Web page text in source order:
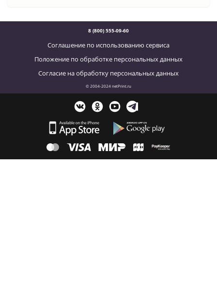
8 (800) 555-09-60
Соглашение по использованию сервиса
Положение по обработке персональных данных
Согласие на обработку персональных данных
© 2004-2024 netPrint.ru